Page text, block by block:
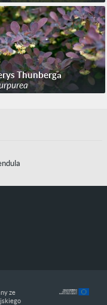
Thunberga
ze